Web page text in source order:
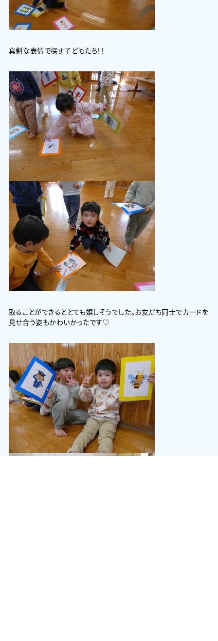
真剣な表情で探す子どもたち！！
取ることができるととても嬉しそうでした。お友だち同士でカードを
見せ合う姿もかわいかったです♡